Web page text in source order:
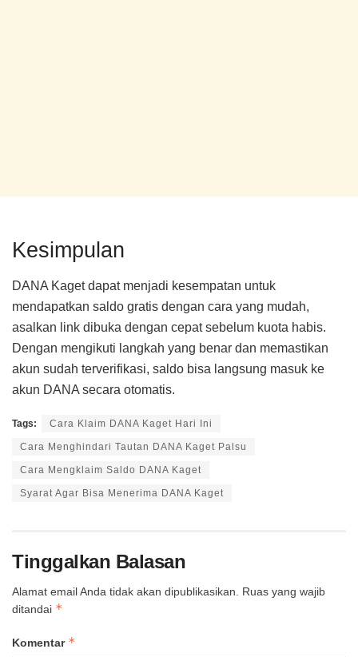
Kesimpulan
DANA Kaget dapat menjadi kesempatan untuk
mendapatkan saldo gratis dengan cara yang mudah,
asalkan link dibuka dengan cepat sebelum kuota habis.
Dengan mengikuti langkah yang benar dan memastikan
akun sudah terverifikasi, saldo bisa langsung masuk ke
akun DANA secara otomatis.
Tags: Cara Klaim DANA Kaget Hari Ini
Cara Menghindari Tautan DANA Kaget Palsu
Cara Mengklaim Saldo DANA Kaget
Syarat Agar Bisa Menerima DANA Kaget
Tinggalkan Balasan
Alamat email Anda tidak akan dipublikasikan.
Ruas yang wajib
ditandai *
Komentar *